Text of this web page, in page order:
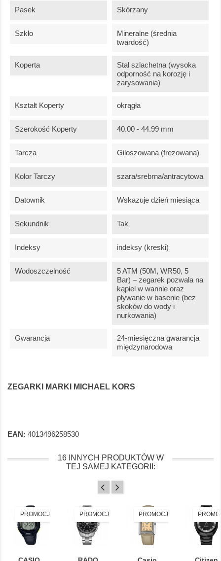
Pasek Skórzany
Szkło
Mineralne (średnia
twardość)
Koperta
Stal szlachetna (wysoka
odporność na korozję i
zarysowania)
Kształt Koperty okrągła
Szerokość Koperty 40.00 - 44.99 mm
Tarcza Giloszowana (frezowana)
Kolor Tarczy szara/srebrna/antracytowa
Datownik Wskazuje dzień miesiąca
Sekundnik Tak
Indeksy indeksy (kreski)
Wodoszczelność
5 ATM (50M, WR50, 5
Bar) – zegarek pozwala na
kąpiel w wannie oraz
pływanie w basenie (bez
skoków do wody i
nurkowania)
Gwarancja
24-miesięczna gwarancja
międzynarodowa
ZEGARKI MARKI MICHAEL KORS
EAN: 4013496258530
16 INNYCH PRODUKTÓW W
TEJ SAMEJ KATEGORII:
PROMOCJA! PROMOCJA! PROMOCJA!